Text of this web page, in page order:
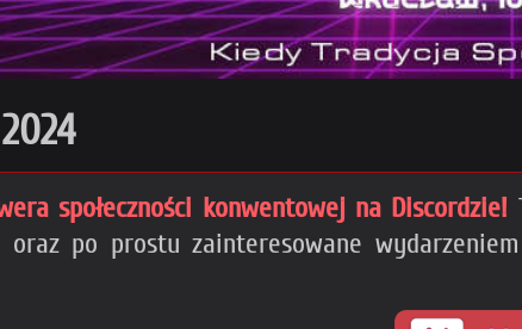
społeczności konwentowej na Discordzie!
po prostu zainteresowane wydarzeniem